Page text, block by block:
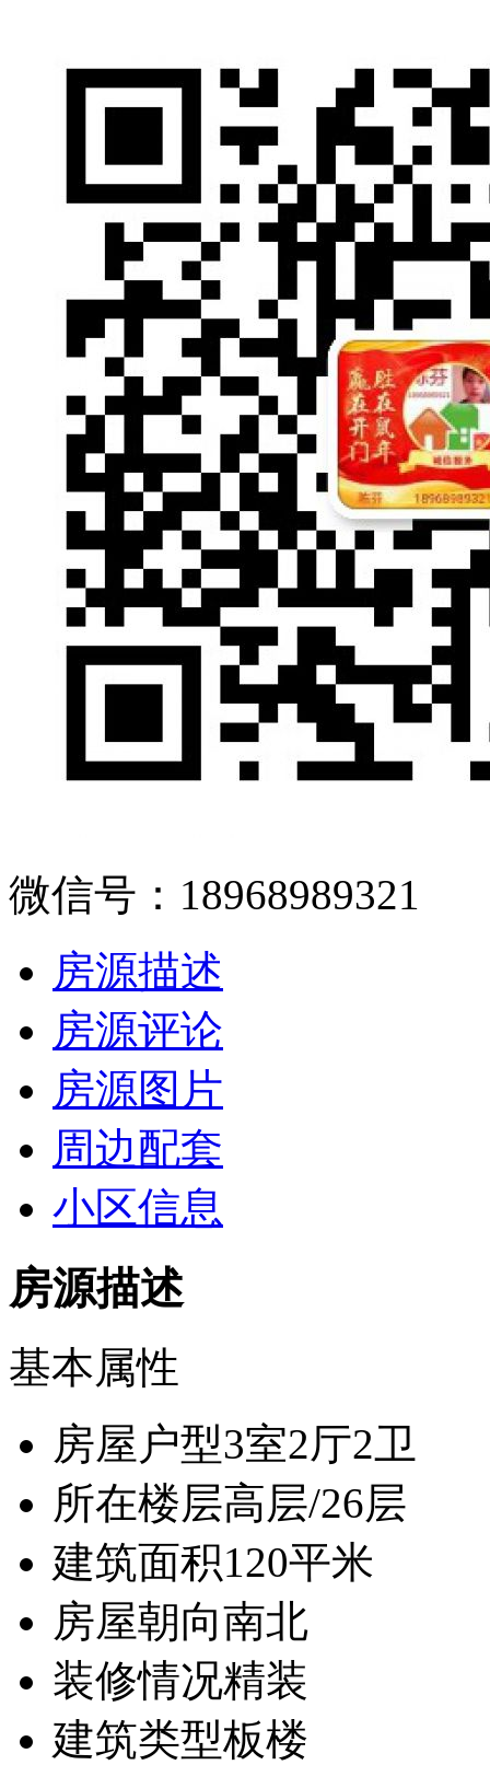
微信号：18968989321
房源描述
房源评论
房源图片
周边配套
小区信息
房源描述
基本属性
房屋户型3室2厅2卫
所在楼层高层/26层
建筑面积120平米
房屋朝向南北
装修情况精装
建筑类型板楼